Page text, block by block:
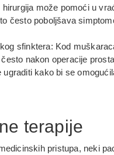
hirurgija može pomoći u
često poboljšava
sfinktera: Kod
nakon operacije
kako bi se
terapije
pristupa, neki